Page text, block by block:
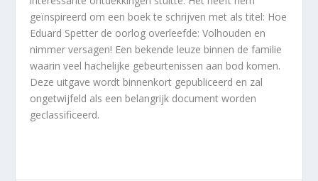
geïnspireerd om een boek te schrijven met als titel: Hoe
Eduard Spetter de oorlog overleefde: Volhouden en
nimmer versagen! Een bekende leuze binnen de familie
waarin veel hachelijke gebeurtenissen aan bod komen.
Deze uitgave wordt binnenkort gepubliceerd en zal
ongetwijfeld als een belangrijk document worden
geclassificeerd.